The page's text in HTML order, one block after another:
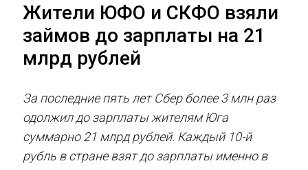
Жители ЮФО и СКФО взяли
займов до зарплаты на 21
млрд рублей
За последние пять летСберболее 3 млн раз
одолжилдо зарплатыжителям Юга
суммарно 21 млрдрублей. Каждый 10-й
рубль в стране взят до зарплаты именнов